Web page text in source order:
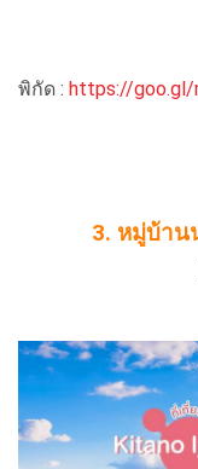
พิกัด : https://goo.gl/
3. หมู่บ้าน